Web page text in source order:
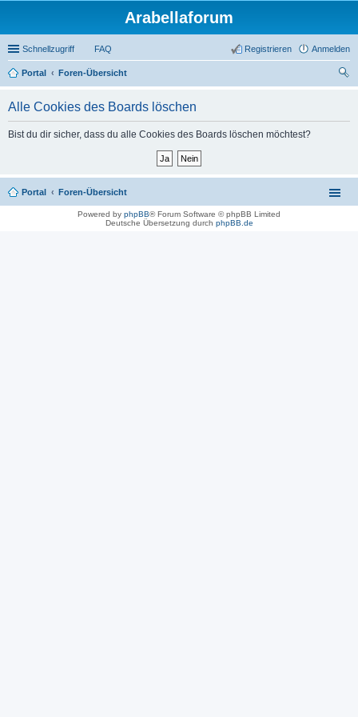
Arabellaforum
Schnellzugriff FAQ Anmelden
Registrieren
Portal
Foren-Übersicht
Alle Cookies des Boards löschen
Bist du dir sicher, dass du alle Cookies des Boards löschen möchtest?
Portal Foren-Übersicht
Powered by phpBB® Forum Software © phpBB Limited
Deutsche Übersetzung durch phpBB.de